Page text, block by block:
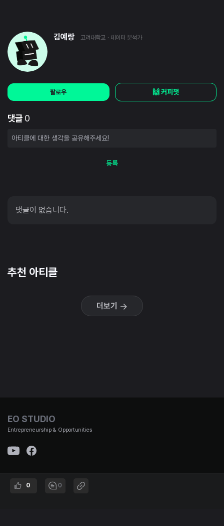
김예랑 고려대학교 · 데이터 분석가
팔로우 🙌 커피챗
댓글 0
등록
댓글이 없습니다.
추천 아티클
더보기
0 0
EO STUDIO
Entrepreneurship & Opportunities
(주)이오스튜디오 대표이사 : 김태용 | 사업자 번호 : 501-87-01653 통신판매신고번호 : 제
2021-서울강남-00951호 | 대표번호 :